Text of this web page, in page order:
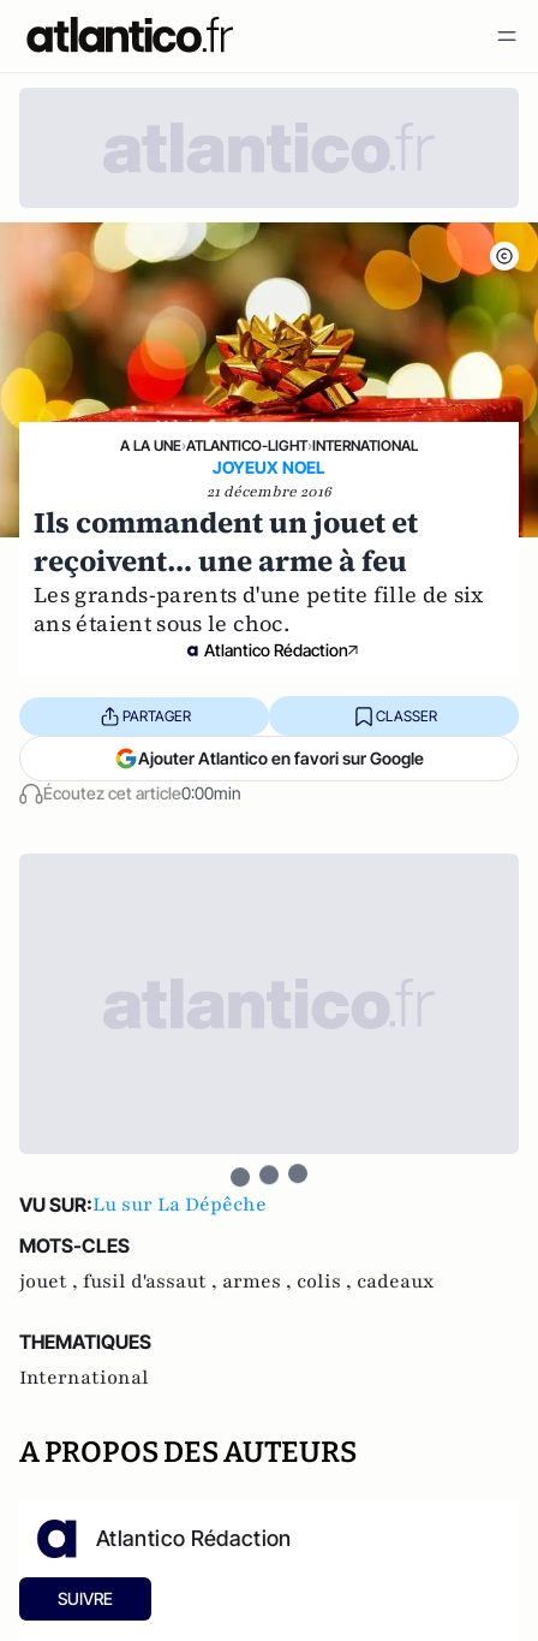
A LA UNE›ATLANTICO-LIGHT›INTERNATIONAL
JOYEUX NOEL
21 décembre 2016
Ils commandent un jouet et
reçoivent… une arme à feu
Les grands-parents d'une petite fille de six
ans étaient sous le choc.
Atlantico Rédaction
Écoutez cet article0:00min
PARTAGER CLASSER
Ajouter Atlantico en favori sur Google
VU SUR:Lu sur La Dépêche
MOTS-CLES
jouet , fusil d'assaut , armes , colis , cadeaux
THEMATIQUES
International
A PROPOS DES AUTEURS
Atlantico Rédaction
SUIVRE